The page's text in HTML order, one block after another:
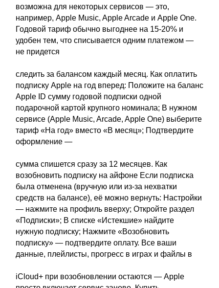
возможна для некоторых сервисов — это,
например, Apple Music, Apple Arcade и Apple One.
Годовой тариф обычно выгоднее на 15-20% и
удобен тем, что списывается одним платежом —
не придется
следить за балансом каждый месяц. Как оплатить
подписку Apple на год вперед: Положите на баланс
Apple ID сумму годовой подписки одной
подарочной картой крупного номинала; В нужном
сервисе (Apple Music, Arcade, Apple One) выберите
тариф «На год» вместо «В месяц»; Подтвердите
оформление —
сумма спишется сразу за 12 месяцев. Как
возобновить подписку на айфоне Если подписка
была отменена (вручную или из-за нехватки
средств на балансе), её можно вернуть: Настройки
— нажмите на профиль вверху; Откройте раздел
«Подписки»; В списке «Истекшие» найдите
нужную подписку; Нажмите «Возобновить
подписку» — подтвердите оплату. Все ваши
данные, плейлисты, прогресс в играх и файлы в
iCloud+ при возобновлении остаются — Apple